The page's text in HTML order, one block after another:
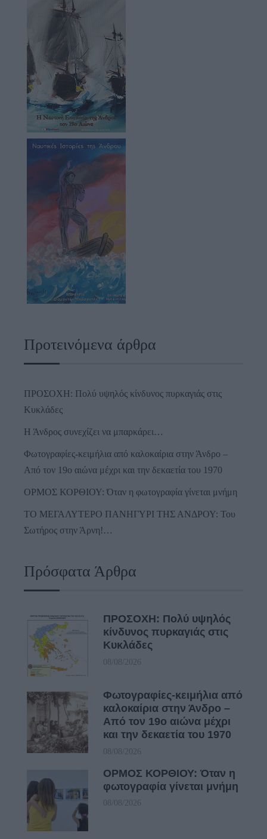
Προτεινόμενα άρθρα
ΠΡΟΣΟΧΗ: Πολύ υψηλός κίνδυνος πυρκαγιάς στις
Κυκλάδες
Η Άνδρος συνεχίζει να μπαρκάρει…
Φωτογραφίες-κειμήλια από καλοκαίρια στην Άνδρο –
Από τον 19ο αιώνα μέχρι και την δεκαετία του 1970
ΟΡΜΟΣ ΚΟΡΘΙΟΥ: Όταν η φωτογραφία γίνεται μνήμη
ΤΟ ΜΕΓΑΛΥΤΕΡΟ ΠΑΝΗΓΥΡΙ ΤΗΣ ΑΝΔΡΟΥ: Του
Σωτήρος στην Άρνη!…
Πρόσφατα Άρθρα
ΠΡΟΣΟΧΗ: Πολύ υψηλός
κίνδυνος πυρκαγιάς στις
Κυκλάδες
08/08/2026
Φωτογραφίες-κειμήλια από
καλοκαίρια στην Άνδρο –
Από τον 19ο αιώνα μέχρι
και την δεκαετία του 1970
08/08/2026
ΟΡΜΟΣ ΚΟΡΘΙΟΥ: Όταν η
φωτογραφία γίνεται μνήμη
08/08/2026